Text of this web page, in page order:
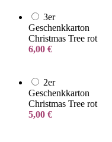
3er
Geschenkkarton
Christmas Tree rot
6,00 €
2er
Geschenkkarton
Christmas Tree rot
5,00 €